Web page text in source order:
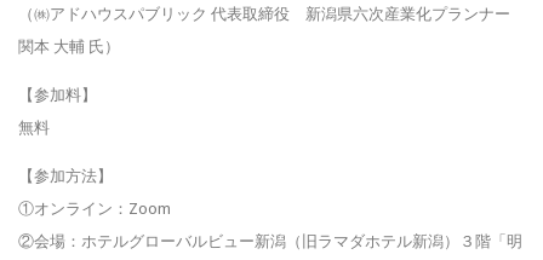
（㈱アドハウスパブリック 代表取締役 新潟県六次産業化プランナー
関本 大輔 氏）
【参加料】
無料
【参加方法】
①オンライン：Zoom
②会場：ホテルグローバルビュー新潟（旧ラマダホテル新潟）３階 「明